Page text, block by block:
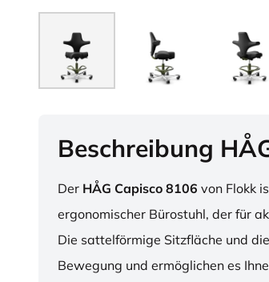
Beschreibung
Der HÅG Capisco 8106 von Flokk
ergonomischer Bürostuhl, der für
Die sattelförmige Sitzfläche und
Bewegung und ermöglichen es